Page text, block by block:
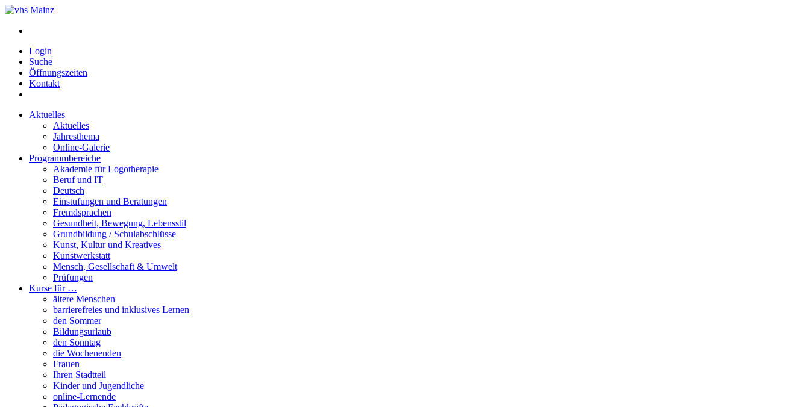
Login
Suche
Öffnungszeiten
Kontakt
Aktuelles
Aktuelles
Jahresthema
Online-Galerie
Programmbereiche
Akademie für Logotherapie
Beruf und IT
Deutsch
Einstufungen und Beratungen
Fremdsprachen
Gesundheit, Bewegung, Lebensstil
Grundbildung / Schulabschlüsse
Kunst, Kultur und Kreatives
Kunstwerkstatt
Mensch, Gesellschaft & Umwelt
Prüfungen
Kurse für …
ältere Menschen
barrierefreies und inklusives Lernen
den Sommer
Bildungsurlaub
den Sonntag
die Wochenenden
Frauen
Ihren Stadtteil
Kinder und Jugendliche
online-Lernende